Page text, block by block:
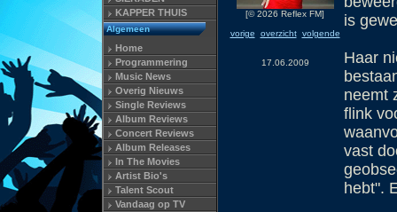
KAPPER THUIS
Algemeen
Home
Programmering
Music News
Overig Nieuws
Single Reviews
Album Reviews
Concert Reviews
Album Releases
In The Movies
Artist Bio's
Talent Scout
Vandaag op TV
[© 2026 Reflex FM]
vorige
overzicht volgende
17.06.2009
is
Haar
neemt
flink
vast
hebt".